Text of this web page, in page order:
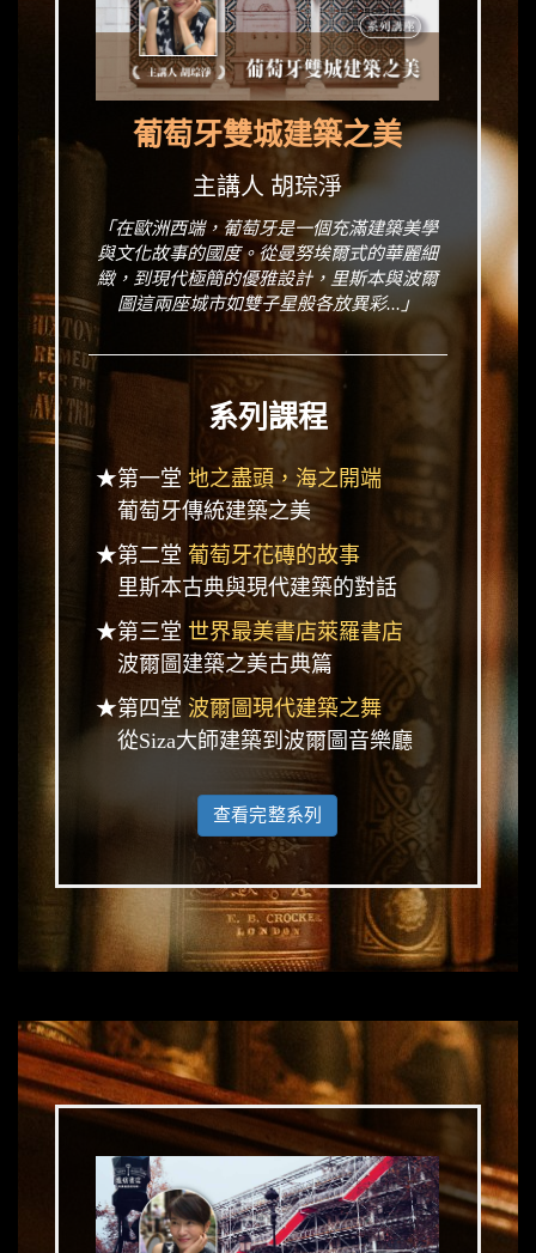
葡萄牙雙城建築之美
主講人 胡琮淨
「在歐洲西端，葡萄牙是一個充滿建築美學
與文化故事的國度。從曼努埃爾式的華麗細
緻，到現代極簡的優雅設計，里斯本與波爾
圖這兩座城市如雙子星般各放異彩...」
系列課程
★第一堂 地之盡頭，海之開端
葡萄牙傳統建築之美
★第二堂 葡萄牙花磚的故事
里斯本古典與現代建築的對話
★第三堂 世界最美書店萊羅書店
波爾圖建築之美古典篇
★第四堂 波爾圖現代建築之舞
從Siza大師建築到波爾圖音樂廳
查看完整系列